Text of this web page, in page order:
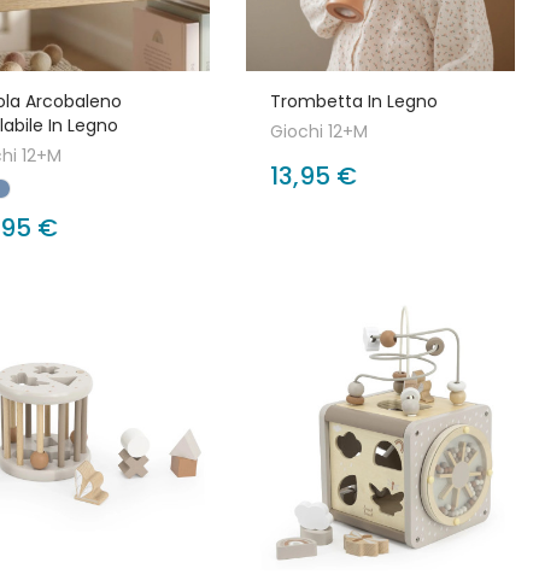
Arcobaleno
In Legno
12+M
€
Trombetta In Legno
Giochi 12+M
13,95 €